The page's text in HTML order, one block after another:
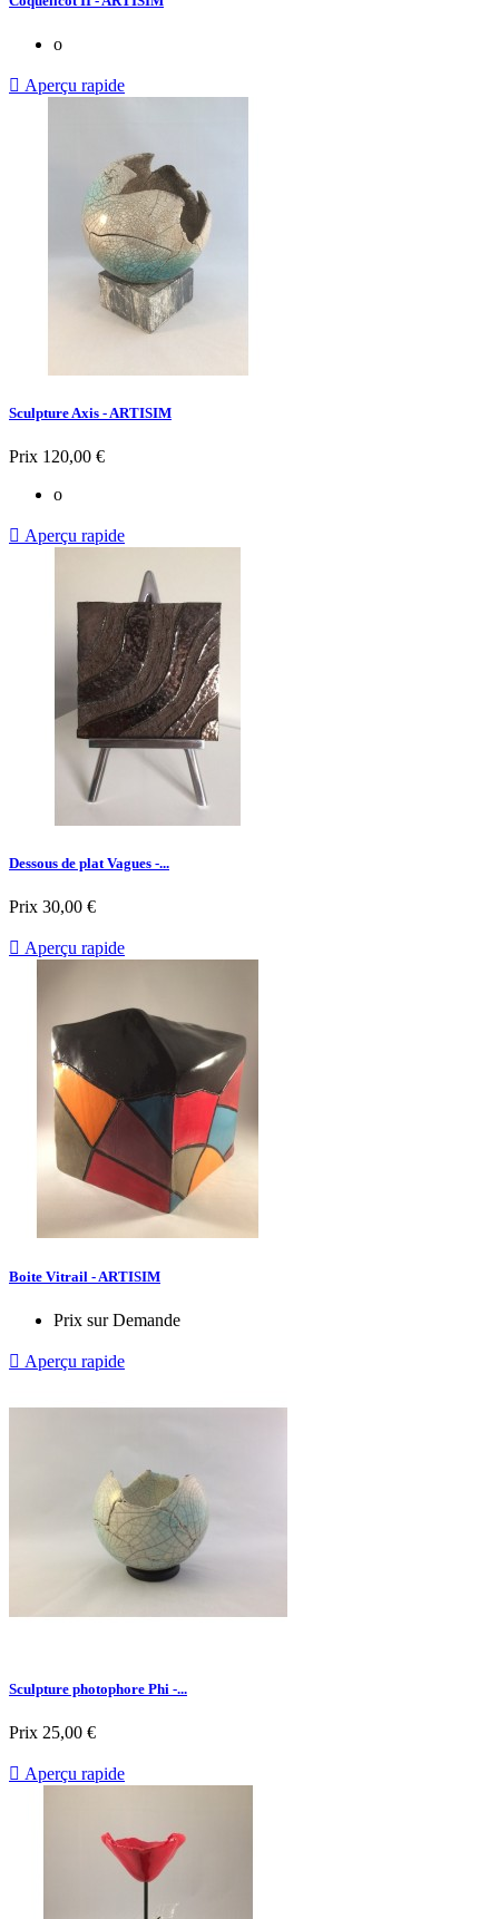
o
 Aperçu rapide
Sculpture Axis - ARTISIM
Prix 120,00 €
o
 Aperçu rapide
Dessous de plat Vagues -...
Prix 30,00 €
 Aperçu rapide
Boite Vitrail - ARTISIM
Prix sur Demande
 Aperçu rapide
Sculpture photophore Phi -...
Prix 25,00 €
 Aperçu rapide